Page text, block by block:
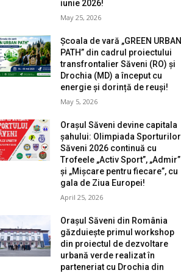
iunie 2026!
May 25, 2026
Școala de vară „GREEN URBAN
PATH” din cadrul proiectului
transfrontalier Săveni (RO) și
Drochia (MD) a început cu
energie și dorință de reuși!
May 5, 2026
Orașul Săveni devine capitala
șahului: Olimpiada Sporturilor
Săveni 2026 continuă cu
Trofeele „Activ Sport”, „Admir”
și „Mișcare pentru fiecare”, cu
gala de Ziua Europei!
April 25, 2026
Orașul Săveni din România
găzduiește primul workshop
din proiectul de dezvoltare
urbană verde realizat în
parteneriat cu Drochia din